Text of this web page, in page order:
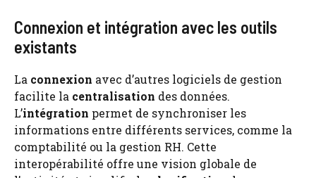
Connexion et intégration avec les outils
existants
La connexion avec d’autres logiciels de gestion
facilite la centralisation des données.
L’intégration permet de synchroniser les
informations entre différents services, comme la
comptabilité ou la gestion RH. Cette
interopérabilité offre une vision globale de